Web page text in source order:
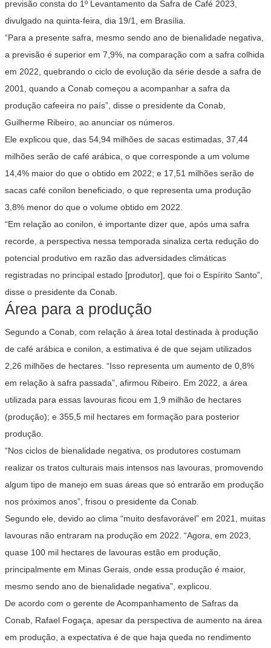
previsão consta do 1º Levantamento da Safra de Café 2023,
divulgado na quinta-feira, dia 19/1, em Brasília.
“Para a presente safra, mesmo sendo ano de bienalidade negativa,
a previsão é superior em 7,9%, na comparação com a safra colhida
em 2022, quebrando o ciclo de evolução da série desde a safra de
2001, quando a Conab começou a acompanhar a safra da
produção cafeeira no país”, disse o presidente da Conab,
Guilherme Ribeiro, ao anunciar os números.
Ele explicou que, das 54,94 milhões de sacas estimadas, 37,44
milhões serão de café arábica, o que corresponde a um volume
14,4% maior do que o obtido em 2022; e 17,51 milhões serão de
sacas café conilon beneficiado, o que representa uma produção
3,8% menor do que o volume obtido em 2022.
“Em relação ao conilon, é importante dizer que, após uma safra
recorde, a perspectiva nessa temporada sinaliza certa redução do
potencial produtivo em razão das adversidades climáticas
registradas no principal estado [produtor], que foi o Espírito Santo”,
disse o presidente da Conab.
Área para a produção
Segundo a Conab, com relação à área total destinada à produção
de café arábica e conilon, a estimativa é de que sejam utilizados
2,26 milhões de hectares. “Isso representa um aumento de 0,8%
em relação à safra passada”, afirmou Ribeiro. Em 2022, a área
utilizada para essas lavouras ficou em 1,9 milhão de hectares
(produção); e 355,5 mil hectares em formação para posterior
produção.
“Nos ciclos de bienalidade negativa, os produtores costumam
realizar os tratos culturais mais intensos nas lavouras, promovendo
algum tipo de manejo em suas áreas que só entrarão em produção
nos próximos anos”, frisou o presidente da Conab.
Segundo ele, devido ao clima “muito desfavorável” em 2021, muitas
lavouras não entraram na produção em 2022. “Agora, em 2023,
quase 100 mil hectares de lavouras estão em produção,
principalmente em Minas Gerais, onde essa produção é maior,
mesmo sendo ano de bienalidade negativa”, explicou.
De acordo com o gerente de Acompanhamento de Safras da
Conab, Rafael Fogaça, apesar da perspectiva de aumento na área
em produção, a expectativa é de que haja queda no rendimento